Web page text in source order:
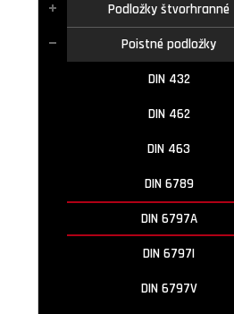
Podložky štvorhranné
Poistné podložky
DIN 432
DIN 462
DIN 463
DIN 6789
DIN 6797A
DIN 6797I
DIN 6797V